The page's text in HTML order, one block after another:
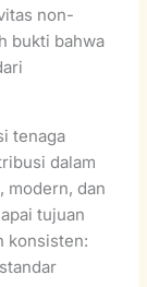
non-
bukti bahwa
tenaga
dalam
modern, dan
tujuan
konsisten: